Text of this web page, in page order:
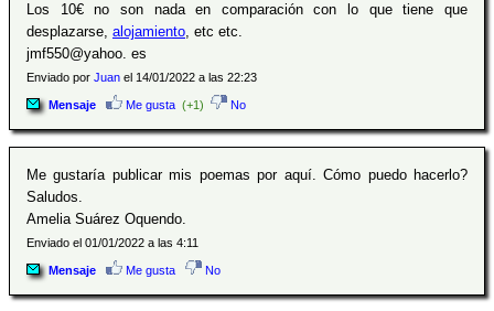
Los 10€ no son nada en comparación con lo que tiene que
desplazarse, alojamiento, etc etc.
jmf550@yahoo. es
Enviado por Juan el 14/01/2022 a las 22:23
Mensaje Me gusta (+1) No
Me gustaría publicar mis poemas por aquí. Cómo puedo hacerlo?
Saludos.
Amelia Suárez Oquendo.
Enviado el 01/01/2022 a las 4:11
Mensaje Me gusta No